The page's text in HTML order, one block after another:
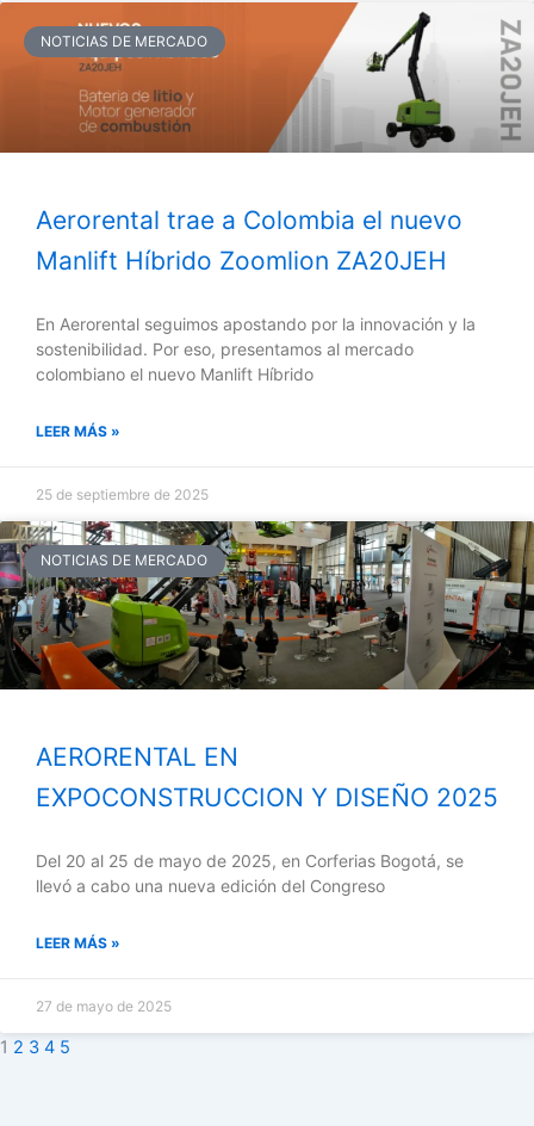
NOTICIAS DE MERCADO
Aerorental trae a Colombia el nuevo
Manlift Híbrido Zoomlion ZA20JEH
En Aerorental seguimos apostando por la innovación y la
sostenibilidad. Por eso, presentamos al mercado
colombiano el nuevo Manlift Híbrido
LEER MÁS »
25 de septiembre de 2025
NOTICIAS DE MERCADO
AERORENTAL EN
EXPOCONSTRUCCION Y DISEÑO 2025
Del 20 al 25 de mayo de 2025, en Corferias Bogotá, se
llevó a cabo una nueva edición del Congreso
LEER MÁS »
27 de mayo de 2025
1 2 3 4 5